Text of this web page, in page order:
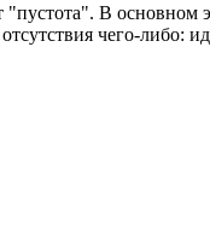
В основном
чего-либо: